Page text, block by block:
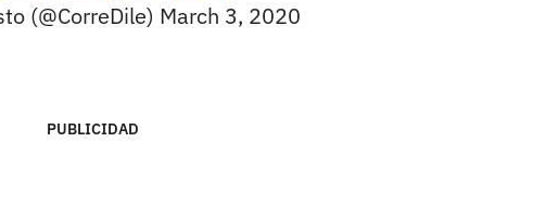
(@CorreDile) March 3, 2020
PUBLICIDAD